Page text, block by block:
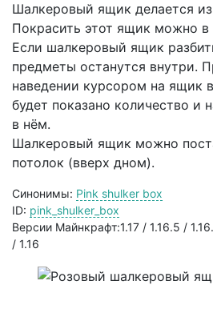
Шалкеровый ящик делается
Покрасить этот ящик можно в
Если шалкеровый ящик
предметы останутся внутри.
наведении курсором на ящик
будет показано количество и
в нём.
Шалкеровый ящик можно
потолок (вверх дном).
Синонимы: Pink shulker box
ID: pink_shulker_box
Версии Майнкрафт:1.17 / 1.16.5 /
/ 1.16